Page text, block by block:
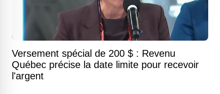
Versement spécial de 200 $ : Revenu
Québec précise la date limite pour recevoir
l'argent